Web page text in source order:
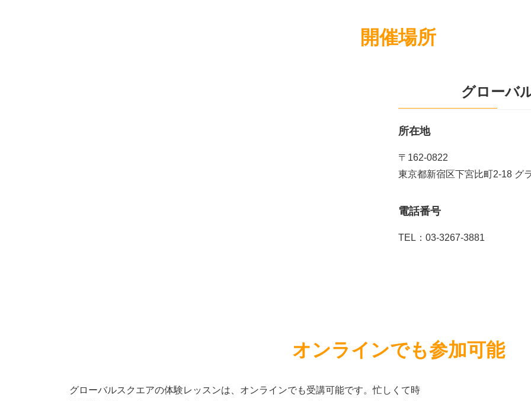
開催場所
グローバ
所在地
〒162-0822
東京都新宿区下宮比町2-18 グ
電話番号
TEL：03-3267-3881
オンラインでも参加可能
グローバルスクエアの体験レッスンは、オンラインでも受講可能です。忙しくて時